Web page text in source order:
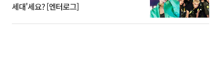
세대'세요? [엔터로그]